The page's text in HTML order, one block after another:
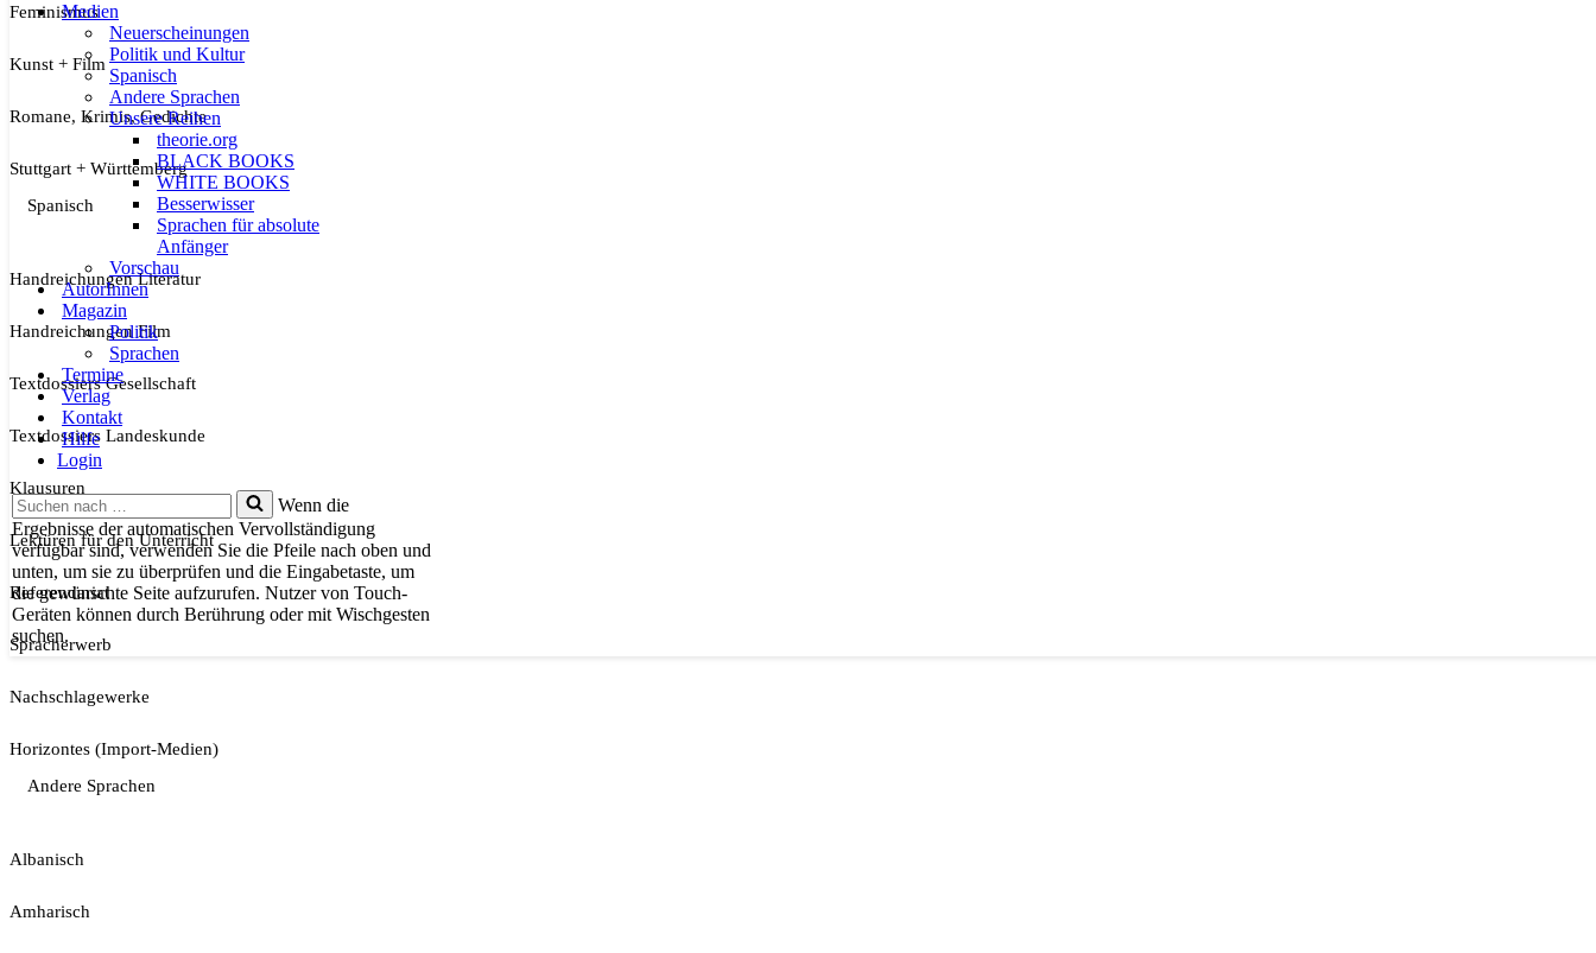
Medien
Neuerscheinungen
Politik und Kultur
Spanisch
Andere Sprachen
Unsere Reihen
theorie.org
BLACK BOOKS
WHITE BOOKS
Besserwisser
Sprachen für absolute
Anfänger
Vorschau
AutorInnen
Magazin
Politik
Sprachen
Termine
Verlag
Kontakt
Hilfe
Login
Suchen
nach …
Wenn die
Ergebnisse der automatischen Vervollständigung
verfügbar sind, verwenden Sie die Pfeile nach oben und
unten, um sie zu überprüfen und die Eingabetaste, um
die gewünschte Seite aufzurufen. Nutzer von Touch-
Geräten können durch Berührung oder mit Wischgesten
suchen.
Feminismus
Kunst + Film
Romane, Krimis, Gedichte
Stuttgart + Württemberg
Spanisch
Handreichungen Literatur
Handreichungen Film
Textdossiers Gesellschaft
Textdossiers Landeskunde
Klausuren
Lektüren für den Unterricht
Referendariat
Spracherwerb
Nachschlagewerke
Horizontes (Import-Medien)
Andere Sprachen
Albanisch
Amharisch